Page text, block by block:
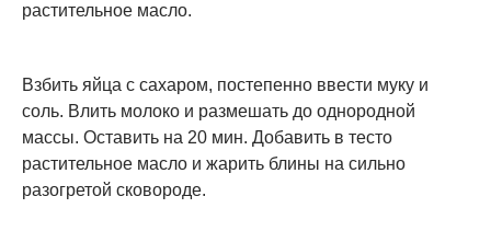
растительное масло.
Взбить яйца с сахаром, постепенно ввести муку и
соль. Влить молоко и размешать до однородной
массы. Оставить на 20 мин. Добавить в тесто
растительное масло и жарить блины на сильно
разогретой сковороде.